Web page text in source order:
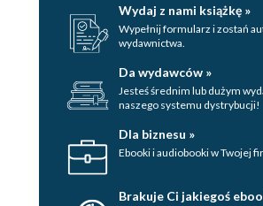
Wydaj z nami książkę »
Wypełnij formularz i zostań
wydawnictwa.
Da wydawców »
Jesteś średnim lub dużym
naszego systemu dystrybucji!
Dla biznesu »
Ebooki i audiobooki w Twojej
Brakuje Ci jakiegoś